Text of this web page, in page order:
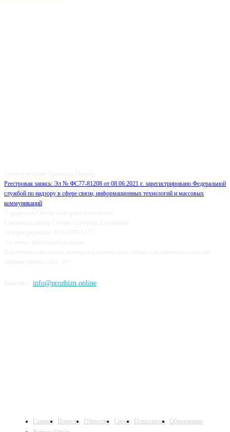
Реестровая запись: Эл № ФС77-81208 от 08.06.2021 г. зарегистрировано Федеральной
службой по надзору в сфере связи, информационных технологий и массовых
коммуникаций
info@prozhizn.online
Главное Новости Общество Спорт Психология
Образование